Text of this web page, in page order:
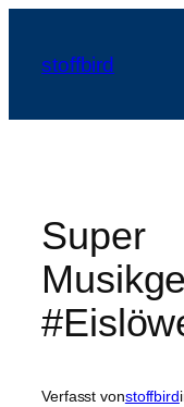
springen
stoffbird
Super
Verfasst vonstoffbird